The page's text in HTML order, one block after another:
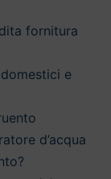
fornitura
e
d’acqua